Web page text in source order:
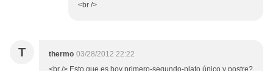
<br />
T thermo 03/28/2012 22:22
<br /> Esto que es hoy primero-segundo-plato único y postre?